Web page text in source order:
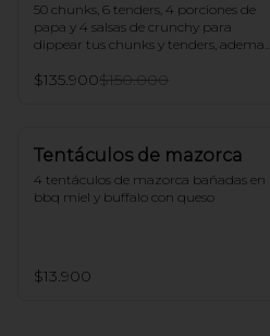
50 chunks, 6 tenders, 4 porciones de
papa y 4 salsas de crunchy para
dippear tus chunks y tenders, ademas
leña o bbq dulce)
$135.900$150.000
Tentáculos de mazorca
4 tentáculos de mazorca bañadas en
bbq miel y buffalo con queso
$13.900